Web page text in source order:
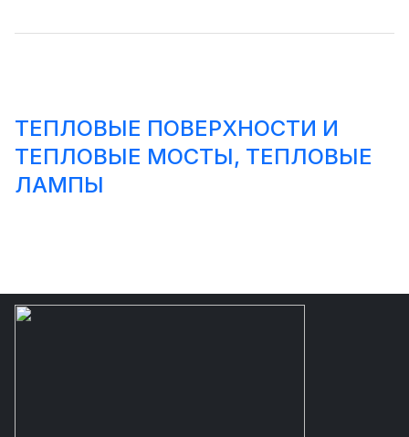
ТЕПЛОВЫЕ ПОВЕРХНОСТИ И
ТЕПЛОВЫЕ МОСТЫ, ТЕПЛОВЫЕ
ЛАМПЫ